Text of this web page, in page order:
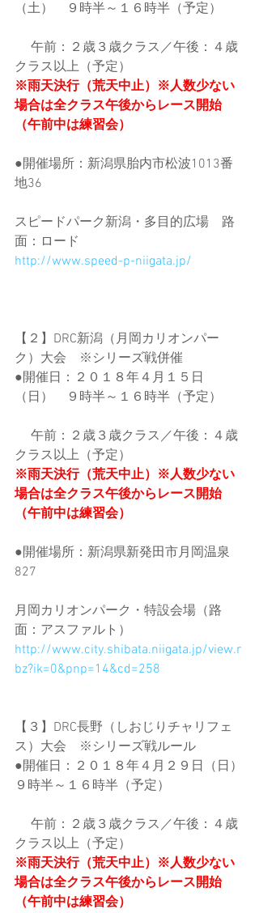
（土）　９時半～１６時半（予定）
午前：２歳３歳クラス／午後：４歳
クラス以上（予定）
※雨天決行（荒天中止）※人数少ない
場合は全クラス午後からレース開始
（午前中は練習会）
●開催場所：新潟県胎内市松波1013番
地36
スピードパーク新潟・多目的広場　路
面：ロード
http://www.speed-p-niigata.jp/
【２】DRC新潟（月岡カリオンパー
ク）大会　※シリーズ戦併催
●開催日：２０１８年４月１５日
（日）　９時半～１６時半（予定）
午前：２歳３歳クラス／午後：４歳
クラス以上（予定）
※雨天決行（荒天中止）※人数少ない
場合は全クラス午後からレース開始
（午前中は練習会）
●開催場所：新潟県新発田市月岡温泉
827
月岡カリオンパーク・特設会場（路
面：アスファルト）
http://www.city.shibata.niigata.jp/view.r
bz?ik=0&pnp=14&cd=258
【３】DRC長野（しおじりチャリフェ
ス）大会　※シリーズ戦ルール
●開催日：２０１８年４月２９日（日）
９時半～１６時半（予定）
午前：２歳３歳クラス／午後：４歳
クラス以上（予定）
※雨天決行（荒天中止）※人数少ない
場合は全クラス午後からレース開始
（午前中は練習会）